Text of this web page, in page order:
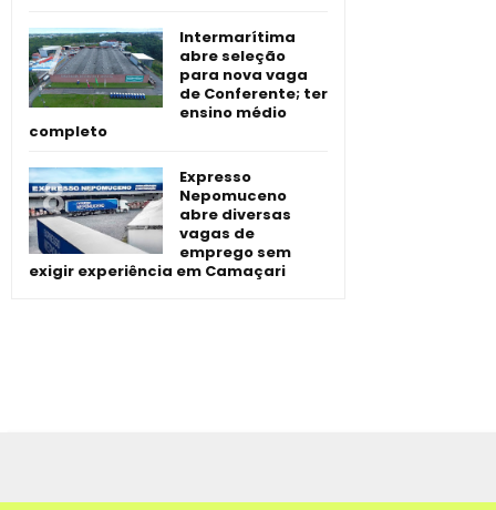
Intermarítima
abre seleção
para nova vaga
de Conferente; ter
ensino médio
completo
Expresso
Nepomuceno
abre diversas
vagas de
emprego sem
exigir experiência em Camaçari